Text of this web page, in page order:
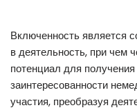
Включенность является
в деятельность, при чем
потенциал для
заинтересованности
участия, преобразуя